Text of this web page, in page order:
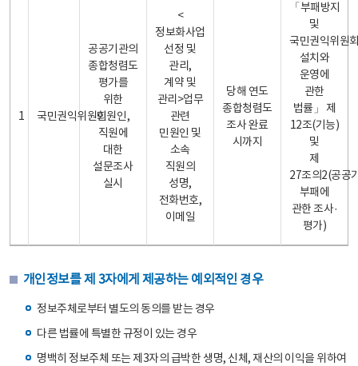
1 국민권익위원회
공공기관의
종합청렴도
평가를
위한
민원인,
직원에
대한
설문조사
실시
<
정보화사업
선정 및
관리,
계약 및
관리>업무
관련
민원인 및
소속
직원의
성명,
전화번호,
이메일
당해 연도
종합청렴도
조사 완료
시까지
「부패방지
및
국민권익위원
설치와
운영에
관한
법률」 제
12조(기능)
및
제
27조의2(공공
부패에
관한 조사·
평가)
개인정보를 제 3자에게 제공하는 예외적인 경우
정보주체로부터 별도의 동의를 받는 경우
다른 법률에 특별한 규정이 있는 경우
명백히 정보주체 또는 제3자의 급박한 생명, 신체, 재산의 이익을 위하여